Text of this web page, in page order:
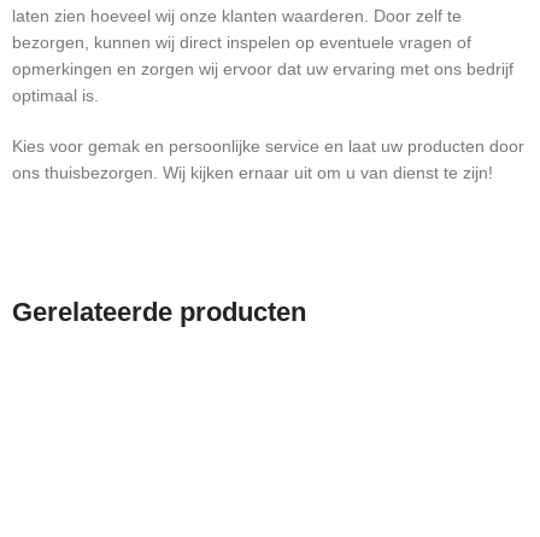
laten zien hoeveel wij onze klanten waarderen. Door zelf te
bezorgen, kunnen wij direct inspelen op eventuele vragen of
opmerkingen en zorgen wij ervoor dat uw ervaring met ons bedrijf
optimaal is.
Kies voor gemak en persoonlijke service en laat uw producten door
ons thuisbezorgen. Wij kijken ernaar uit om u van dienst te zijn!
Gerelateerde producten